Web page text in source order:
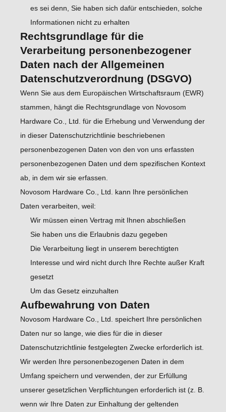
es sei denn, Sie haben sich dafür entschieden, solche
Informationen nicht zu erhalten
Rechtsgrundlage für die
Verarbeitung personenbezogener
Daten nach der Allgemeinen
Datenschutzverordnung (DSGVO)
Wenn Sie aus dem Europäischen Wirtschaftsraum (EWR)
stammen, hängt die Rechtsgrundlage von Novosom
Hardware Co., Ltd. für die Erhebung und Verwendung der
in dieser Datenschutzrichtlinie beschriebenen
personenbezogenen Daten von den von uns erfassten
personenbezogenen Daten und dem spezifischen Kontext
ab, in dem wir sie erfassen.
Novosom Hardware Co., Ltd. kann Ihre persönlichen
Daten verarbeiten, weil:
Wir müssen einen Vertrag mit Ihnen abschließen
Sie haben uns die Erlaubnis dazu gegeben
Die Verarbeitung liegt in unserem berechtigten
Interesse und wird nicht durch Ihre Rechte außer Kraft
gesetzt
Um das Gesetz einzuhalten
Aufbewahrung von Daten
Novosom Hardware Co., Ltd. speichert Ihre persönlichen
Daten nur so lange, wie dies für die in dieser
Datenschutzrichtlinie festgelegten Zwecke erforderlich ist.
Wir werden Ihre personenbezogenen Daten in dem
Umfang speichern und verwenden, der zur Erfüllung
unserer gesetzlichen Verpflichtungen erforderlich ist (z. B.
wenn wir Ihre Daten zur Einhaltung der geltenden